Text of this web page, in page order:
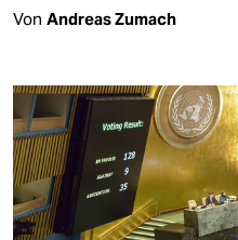
Von Andreas Zumach